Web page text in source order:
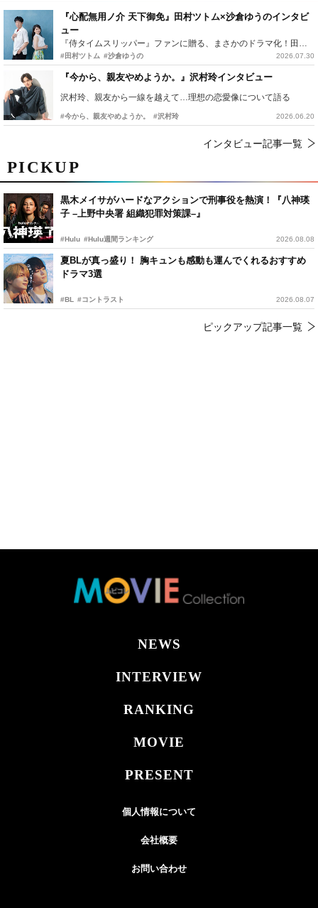
PICKUP
黒木メイサがハードなアクションで刑事役を熱演！『八神瑛
子 –上野中央署 組織犯罪対策課–』
#Hulu #Hulu週間ランキング 2026.08.08
夏BLが真っ盛り！ 胸キュンも感動も運んでくれるおすすめ
ドラマ3選
#BL #コントラスト 2026.08.07
ピックアップ記事一覧
『心配無用ノ介 天下御免』田村ツトム×沙倉ゆうのインタビ
ュー
『侍タイムスリッパー』ファンに贈る、まさかのドラマ化！田村ツトム×沙倉ゆうのが語る『心配無用ノ介』撮影秘話
#田村ツトム #沙倉ゆうの 2026.07.30
『今から、親友やめようか。』沢村玲インタビュー
沢村玲、親友から一線を越えて…理想の恋愛像について語る
#今から、親友やめようか。 #沢村玲 2026.06.20
インタビュー記事一覧
NEWS
INTERVIEW
RANKING
MOVIE
PRESENT
個人情報について
会社概要
お問い合わせ